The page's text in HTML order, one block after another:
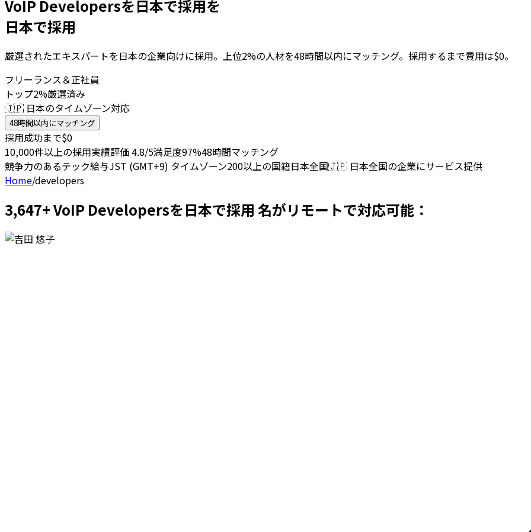
VoIP Developersを日本で採用を
日本で採用
厳選されたエキスパートを日本の企業向けに採用。上位2%の人材を48時間以内にマッチング。採用するまで費用は$0。
フリーランス＆正社員
トップ2%厳選済み
🇯🇵 日本のタイムゾーン対応
48時間以内にマッチング
採用成功まで$0
10,000件以上の採用実績評価 4.8/5満足度97%48時間マッチング
競争力のあるテック給与JST (GMT+9) タイムゾーン200以上の国籍日本全国🇯🇵 日本全国の企業にサービス提供
Home/developers
3,647+ VoIP Developersを日本で採用 名がリモートで対応可能：